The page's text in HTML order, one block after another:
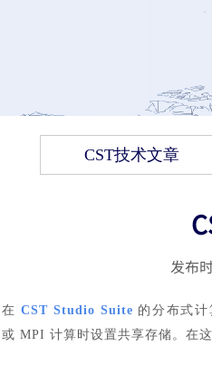
CST技术文章
发布
在 CST Studio Suite 的分布式
或 MPI 计算时设置共享存储。在